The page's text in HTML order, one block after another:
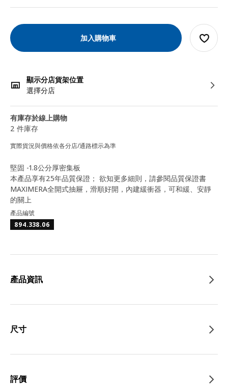
加入購物車
顯示分店貨架位置
選擇分店
有庫存於線上購物
2 件庫存
實際貨況與價格依各分店/通路標示為準
堅固 -1.8公分厚密集板
本產品享有25年品質保證； 欲知更多細則，請參閱品質保證書
MAXIMERA全開式抽屜，滑順好開，內建緩衝器，可和緩、安靜
的關上
產品編號
894.338.06
產品資訊
尺寸
評價